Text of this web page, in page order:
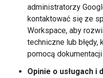
administratorzy
kontaktować się ze
Workspace, aby
techniczne lub
pomocą
Opinie o usługach i